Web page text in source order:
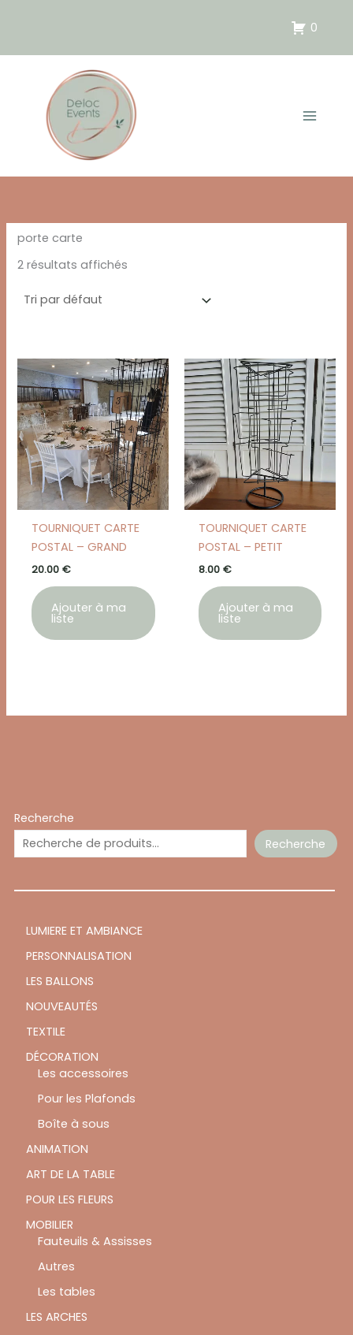
0
Recherche
Recherche
LUMIERE ET AMBIANCE
PERSONNALISATION
LES BALLONS
NOUVEAUTÉS
TEXTILE
DÉCORATION
Les accessoires
Pour les Plafonds
Boîte à sous
ANIMATION
ART DE LA TABLE
POUR LES FLEURS
MOBILIER
Fauteuils & Assisses
Autres
Les tables
LES ARCHES
porte carte
2 résultats affichés
TOURNIQUET CARTE
POSTAL – GRAND
20.00 €
Ajouter à ma
liste
TOURNIQUET CARTE
POSTAL – PETIT
8.00 €
Ajouter à ma
liste